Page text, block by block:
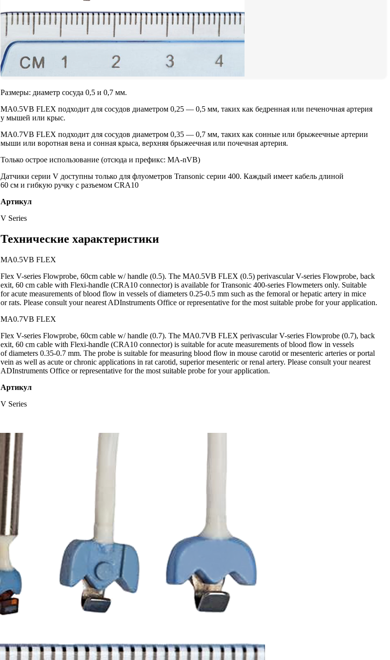
Размеры: диаметр сосуда 0,5 и 0,7 мм.
MA0.5VB FLEX подходит для сосудов диаметром 0,25 — 0,5 мм, таких как бедренная или печеночная артерия
у мышей или крыс.
MA0.7VB FLEX подходит для сосудов диаметром 0,35 — 0,7 мм, таких как сонные или брыжеечные артерии
мыши или воротная вена и сонная крыса, верхняя брыжеечная или почечная артерия.
Только острое использование (отсюда и префикс: MA-nVB)
Датчики серии V доступны только для флуометров Transonic серии 400. Каждый имеет кабель длиной
60 см и гибкую ручку с разъемом CRA10
Артикул
V Series
Технические характеристики
MA0.5VB FLEX
Flex V-series Flowprobe, 60cm cable w/ handle (0.5). The MA0.5VB FLEX (0.5) perivascular V-series Flowprobe, back
exit, 60 cm cable with Flexi-handle (CRA10 connector) is available for Transonic 400-series Flowmeters only. Suitable
for acute measurements of blood flow in vessels of diameters 0.25-0.5 mm such as the femoral or hepatic artery in mice
or rats. Please consult your nearest ADInstruments Office or representative for the most suitable probe for your application.
MA0.7VB FLEX
Flex V-series Flowprobe, 60cm cable w/ handle (0.7). The MA0.7VB FLEX perivascular V-series Flowprobe (0.7), back
exit, 60 cm cable with Flexi-handle (CRA10 connector) is suitable for acute measurements of blood flow in vessels
of diameters 0.35-0.7 mm. The probe is suitable for measuring blood flow in mouse carotid or mesenteric arteries or portal
vein as well as acute or chronic applications in rat carotid, superior mesenteric or renal artery. Please consult your nearest
ADInstruments Office or representative for the most suitable probe for your application.
Артикул
V Series